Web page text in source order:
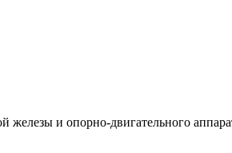
и опорно-двигательного